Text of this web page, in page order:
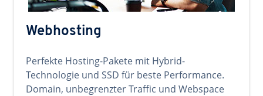
Webhosting
Perfekte Hosting-Pakete mit Hybrid-
Technologie und SSD für beste Performance.
Domain, unbegrenzter Traffic und Webspace